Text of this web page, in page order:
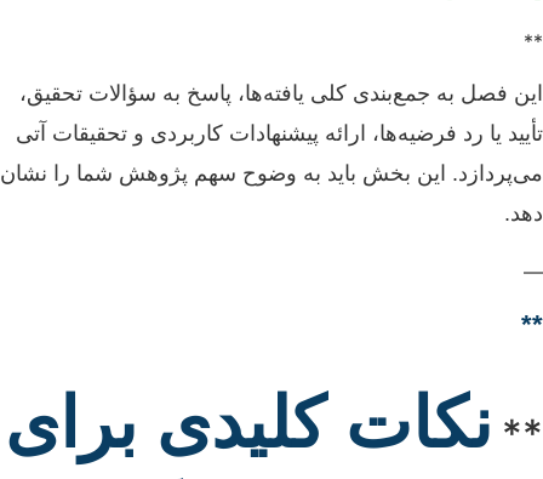
**
این فصل به جمع‌بندی کلی یافته‌ها، پاسخ به سؤالات تحقیق،
تأیید یا رد فرضیه‌ها، ارائه پیشنهادات کاربردی و تحقیقات آتی
می‌پردازد. این بخش باید به وضوح سهم پژوهش شما را نشان
دهد.
—
**
** نکات کلیدی برای